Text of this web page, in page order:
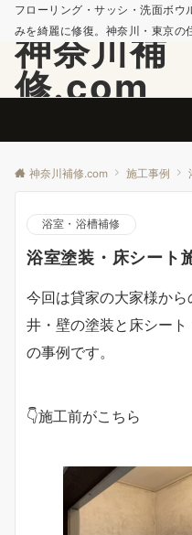
フローリング・サッシ・洗面ボウ
みを綺麗に修復。神奈川・東京の
神奈川補
修.com
神奈川補修.com 施工事例
浴室・浴槽補修
浴室塗装・床シート
今回は貸家の大家様か
井・壁の塗装と床シー
の事例です。
👇施工前がこちら